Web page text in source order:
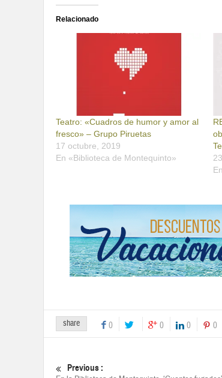
Relacionado
Teatro: «Cuadros de humor y amor al
fresco» – Grupo Piruetas
17 octubre, 2019
En «Biblioteca de Montequinto»
share 0 0 0 0
Previous :